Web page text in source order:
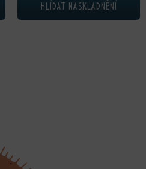
HLÍDAT NASKLADNĚNÍ